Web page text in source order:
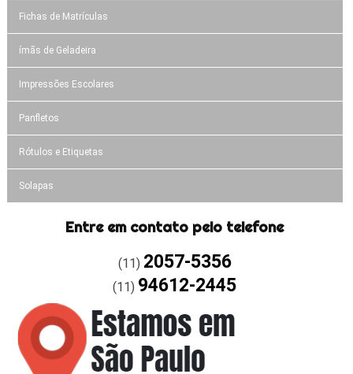
Fichas de Matrículas
ímãs de Geladeira
Impressões Escolares
Panfletos
Rótulos e Etiquetas
Solapas
Entre em contato pelo telefone
(11) 2057-5356
(11) 94612-2445